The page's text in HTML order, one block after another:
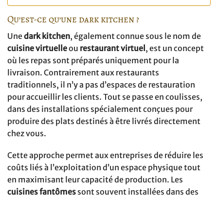
Qu’est-ce qu’une dark kitchen ?
Unedark kitchen, également connue sous le nom de
cuisine virtuelleou restaurant virtuel, est un concept
où les repas sont préparés uniquement pour la
livraison. Contrairement aux restaurants
traditionnels, il n’y a pas d’espaces de restauration
pour accueillir les clients. Tout se passe en coulisses,
dans des installations spécialement conçues pour
produire des plats destinés à être livrés directement
chez vous.
Cette approche permet aux entreprises de réduire les
coûts liés à l’exploitation d’un espace physique tout
en maximisant leur capacité de production. Les
cuisines fantômes sont souvent installées dans des